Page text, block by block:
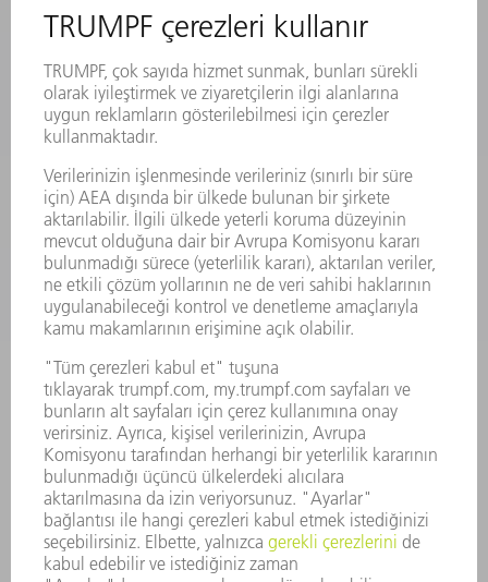
MAKINALAR VE SISTEMLER
LAZER
ELEKTRIKLI ALETLER
SMART FACTORY
YAZILIM
SERVISLER
UYGULAMALAR
SEKTÖRLER
ŞIRKET
KARIYER
SUNULAN POZISYONLAR
ŞIRKET PROFILI
YÖNETIM
FAALIYET RAPORU
ŞIRKET PRENSIPLERI
MEVZUATLARA UYUM
BILDIRIM SISTEMI
GÜVENLIK
BASIN BÜLTENLERI
DERGILER
SÜRDÜRÜLEBILIRLIK
ÇEVRE VE IKLIM
SOSYAL VE TOPLUMSAL KONULAR
ŞIRKET YÖNETIMI